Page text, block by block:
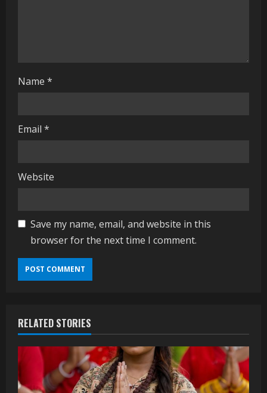
Name *
Email *
Website
Save my name, email, and website in this
browser for the next time I comment.
RELATED STORIES